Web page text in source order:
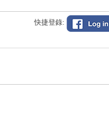
快捷登錄: